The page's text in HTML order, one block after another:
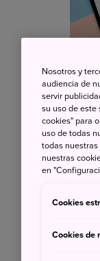
Nosotros y
audiencia de
servir
su uso de este
cookies" para
uso de todas
todas nuestras
nuestras
en
Cookies
Cookies de